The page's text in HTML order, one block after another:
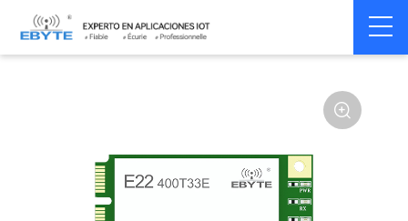
Home > Module > SPI/SOC/UART
